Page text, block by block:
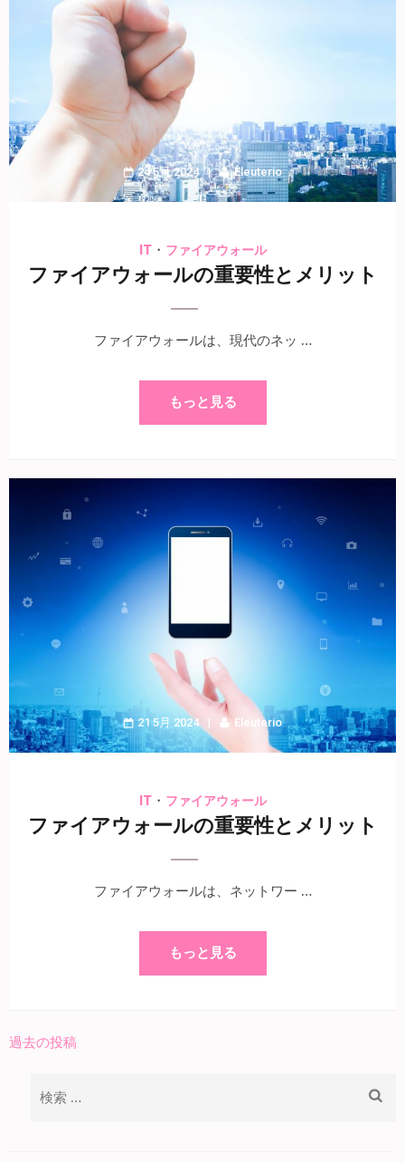
24 5月 2024 Eleuterio
IT・ ファイアウォール
ファイアウォールの重要性とメリット
ファイアウォールは、現代のネッ …
もっと見る
21 5月 2024 Eleuterio
IT・ ファイアウォール
ファイアウォールの重要性とメリット
ファイアウォールは、ネットワー …
もっと見る
過去の投稿